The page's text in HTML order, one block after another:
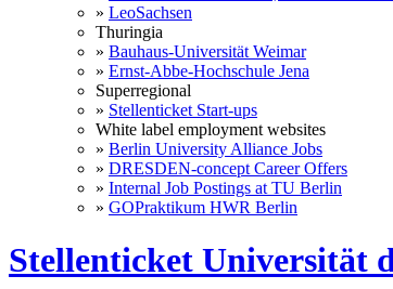
» LeoSachsen
Thuringia
» Bauhaus-Universität Weimar
» Ernst-Abbe-Hochschule Jena
Superregional
» Stellenticket Start-ups
White label employment websites
» Berlin University Alliance Jobs
» DRESDEN-concept Career Offers
» Internal Job Postings at TU Berlin
» GOPraktikum HWR Berlin
Stellenticket Universität